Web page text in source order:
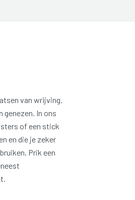
van wrijving.
genezen. In ons
of een stick
en die je zeker
Prik een